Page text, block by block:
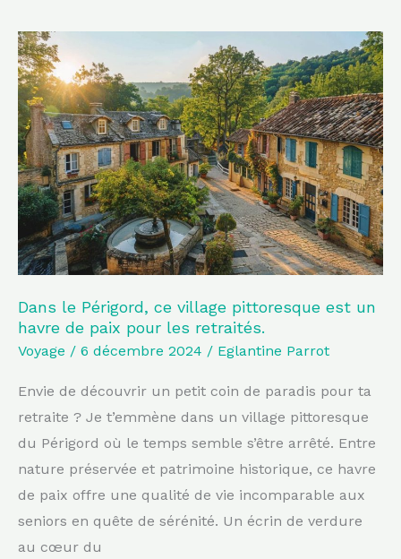
Dans le Périgord, ce village pittoresque est un
havre de paix pour les retraités.
Voyage / 6 décembre 2024 / Eglantine Parrot
Envie de découvrir un petit coin de paradis pour ta
retraite ? Je t’emmène dans un village pittoresque
du Périgord où le temps semble s’être arrêté. Entre
nature préservée et patrimoine historique, ce havre
de paix offre une qualité de vie incomparable aux
seniors en quête de sérénité. Un écrin de verdure
au cœur du
Dans
le
Périgord,
ce
village
pittoresque
est
un
havre
de
paix
pour
les